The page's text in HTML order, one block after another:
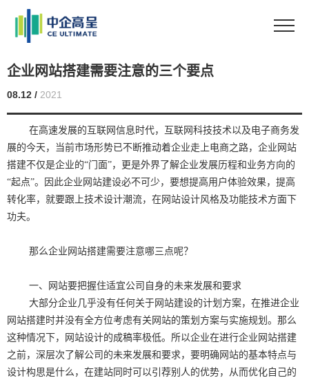
企业网站搭建需要注意的三个要点
08.12 / 2021
在高速发展的互联网信息时代，互联网科技技术以及电子商务发
展的今天，当前市场形势已不断推动着企业走上电商之路，企业网站
搭建不仅是企业的“门面”，更是外界了解企业发展历程和业务方向的
“起点”。因此企业网站建设必不可少，要想提高用户体验效果，提高
转化率，就要跟上技术设计潮流，在网站设计风格及功能技术方面下
功夫。
那么企业网站搭建需要注意哪三点呢？
一、网站要把握住适宜公司自身的未来发展和要求
大部分企业几乎没有任何关于网站建设的计划方案，在推进企业
网站搭建时并没有全方位考虑有关网站的策划方案与实施规划。那么
这种情况下，网站设计的成稿率极低。所以企业在进行企业网站搭建
之前，深层次了解公司的未来发展和要求，要明确网站的基本特点与
设计构思是什么，在建站同时可以引荐别人的优势，从而优化自己的